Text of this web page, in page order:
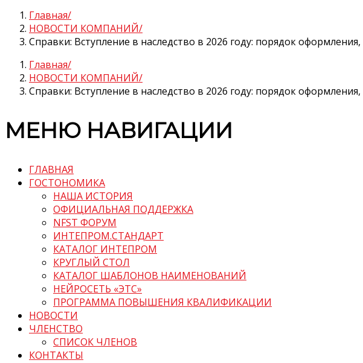
Главная
НОВОСТИ КОМПАНИЙ
Справки: Вступление в наследство в 2026 году: порядок
Главная
НОВОСТИ КОМПАНИЙ
Справки: Вступление в наследство в 2026 году: порядок
МЕНЮ НАВИГАЦИИ
ГЛАВНАЯ
ГОСТОНОМИКА
НАША ИСТОРИЯ
ОФИЦИАЛЬНАЯ ПОДДЕРЖКА
NFST ФОРУМ
ИНТЕПРОМ.СТАНДАРТ
КАТАЛОГ ИНТЕПРОМ
КРУГЛЫЙ СТОЛ
КАТАЛОГ ШАБЛОНОВ НАИМЕНОВАНИЙ
НЕЙРОСЕТЬ «ЭТС»
ПРОГРАММА ПОВЫШЕНИЯ КВАЛИФИКАЦИИ
НОВОСТИ
ЧЛЕНСТВО
СПИСОК ЧЛЕНОВ
КОНТАКТЫ